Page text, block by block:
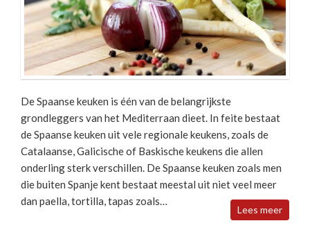
De Spaanse keuken is één van de belangrijkste
grondleggers van het Mediterraan dieet. In feite bestaat
de Spaanse keuken uit vele regionale keukens, zoals de
Catalaanse, Galicische of Baskische keukens die allen
onderling sterk verschillen. De Spaanse keuken zoals men
die buiten Spanje kent bestaat meestal uit niet veel meer
dan paella, tortilla, tapas zoals…
Lees meer